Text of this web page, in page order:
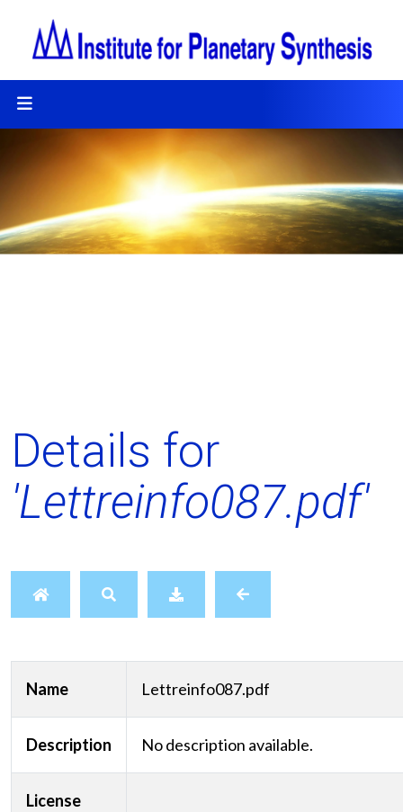
Details for
'Lettreinfo087.pdf'
Name Lettreinfo087.pdf
Description No description available.
License